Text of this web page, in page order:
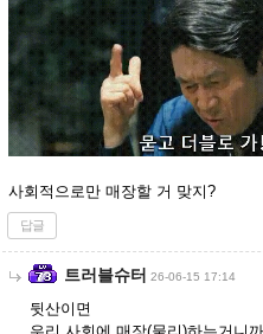
사회적으로만 매장할 거 맞지?
답글
트러블슈터 26-06-15 17:14
뒷산이면